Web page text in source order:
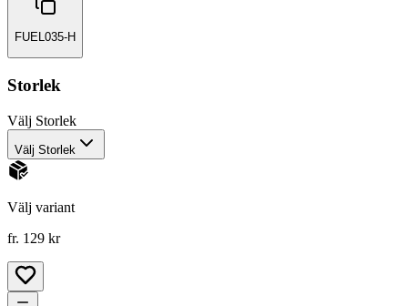
FUEL035-H
Storlek
Välj Storlek
Välj Storlek
Välj variant
fr. 129 kr